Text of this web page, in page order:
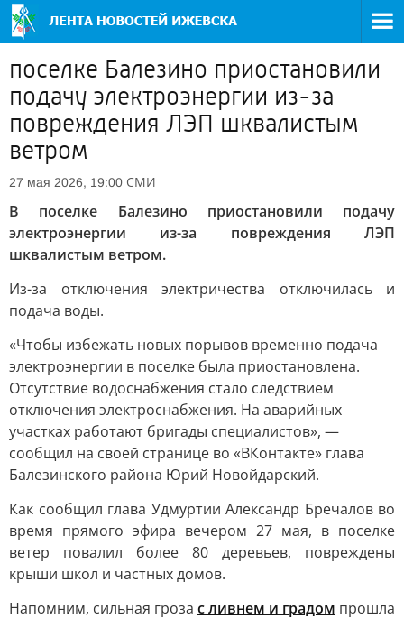
поселке Балезино приостановили
подачу электроэнергии из-за
повреждения ЛЭП шквалистым
ветром
27 мая 2026, 19:00 СМИ
В поселке Балезино приостановили подачу
электроэнергии из-за повреждения ЛЭП
шквалистым ветром.
Из-за отключения электричества отключилась и
подача воды.
«Чтобы избежать новых порывов временно подача
электроэнергии в поселке была приостановлена.
Отсутствие водоснабжения стало следствием
отключения электроснабжения. На аварийных
участках работают бригады специалистов», —
сообщил на своей странице во «ВКонтакте» глава
Балезинского района Юрий Новойдарский.
Как сообщил глава Удмуртии Александр Бречалов во
время прямого эфира вечером 27 мая, в поселке
ветер повалил более 80 деревьев, повреждены
крыши школ и частных домов.
Напомним, сильная гроза с ливнем и градом прошла